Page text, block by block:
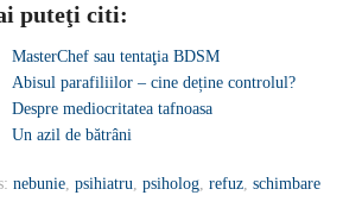
puteţi citi:
MasterChef sau tentaţia BDSM
Abisul parafiliilor – cine deține controlul?
Despre mediocritatea tafnoasa
Un azil de bătrâni
nebunie, psihiatru, psiholog, refuz, schimbare